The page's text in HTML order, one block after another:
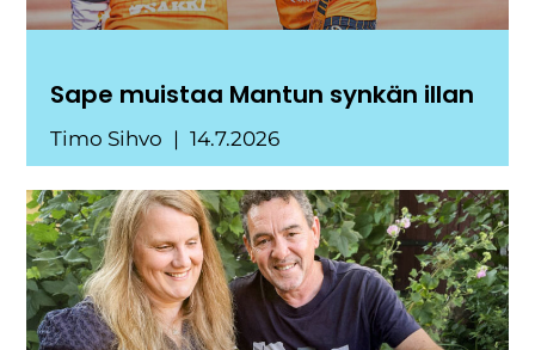
Sape muistaa Mantun synkän illan
Timo Sihvo 14.7.2026